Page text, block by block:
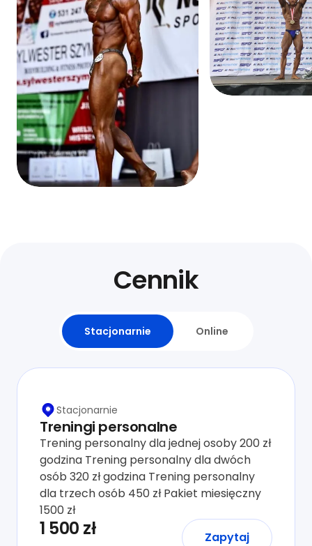
Cennik
Stacjonarnie Online
Stacjonarnie
Treningi personalne
Trening personalny dla jednej osoby 200 zł
godzina Trening personalny dla dwóch
osób 320 zł godzina Trening personalny
dla trzech osób 450 zł Pakiet miesięczny
1500 zł
1 500 zł Zapytaj